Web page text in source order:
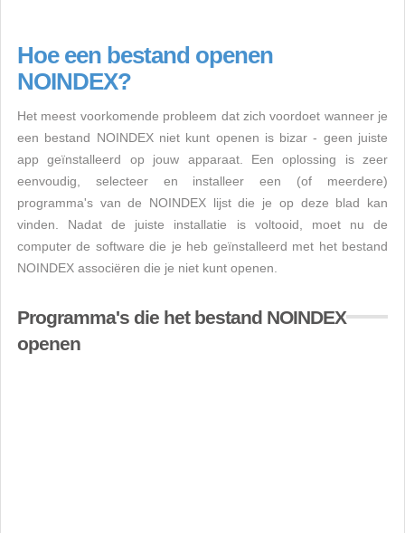
Hoe een bestand openen
NOINDEX?
Het meest voorkomende probleem dat zich voordoet wanneer je
een bestand NOINDEX niet kunt openen is bizar - geen juiste
app geïnstalleerd op jouw apparaat. Een oplossing is zeer
eenvoudig, selecteer en installeer een (of meerdere)
programma's van de NOINDEX lijst die je op deze blad kan
vinden. Nadat de juiste installatie is voltooid, moet nu de
computer de software die je heb geïnstalleerd met het bestand
NOINDEX associëren die je niet kunt openen.
Programma's die het bestand NOINDEX
openen